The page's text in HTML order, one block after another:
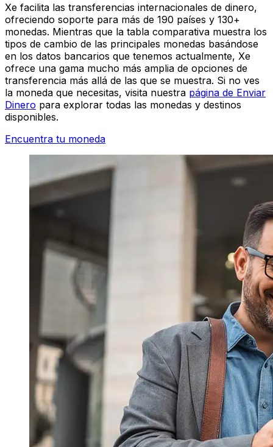
Xe facilita las transferencias internacionales de dinero,
ofreciendo soporte para más de 190 países y 130+
monedas. Mientras que la tabla comparativa muestra los
tipos de cambio de las principales monedas basándose
en los datos bancarios que tenemos actualmente, Xe
ofrece una gama mucho más amplia de opciones de
transferencia más allá de las que se muestra. Si no ves
la moneda que necesitas, visita nuestra página de Enviar
Dinero para explorar todas las monedas y destinos
disponibles.
Encuentra tu moneda